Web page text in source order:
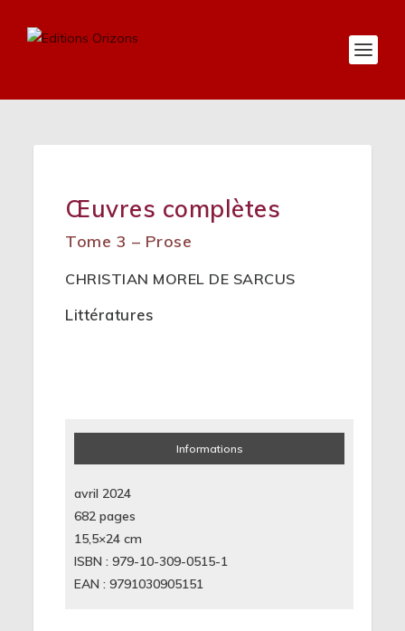
Œuvres complètes
Tome 3 – Prose
CHRISTIAN MOREL DE SARCUS
Littératures
Informations
avril 2024
682 pages
15,5×24 cm
ISBN : 979-10-309-0515-1
EAN : 9791030905151